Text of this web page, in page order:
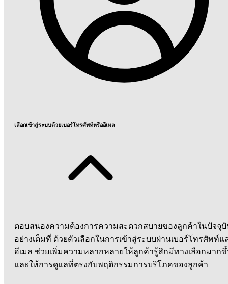
เลือกเข้าสู่ระบบด้วยเบอร์โทรศัพท์หรืออีเมล
ตอบสนองความต้องการความสะดวกสบายของลูกค้าในปัจจุ
อย่างเต็มที่ ด้วยตัวเลือกในการเข้าสู่ระบบผ่านเบอร์โทรศัพท์แ
อีเมล ช่วยเพิ่มความหลากหลายให้ลูกค้ารู้สึกมีทางเลือกมาก
และให้การดูแลที่ตรงกับพฤติกรรมการบริโภคของลูกค้า